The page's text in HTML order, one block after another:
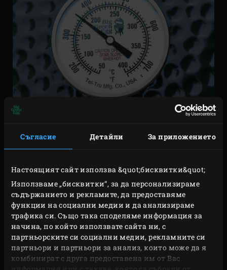
Съгласие Детайли За приложението
Настоящият сайт използва &quot;бисквитки&quot;
Използваме „бисквитки“, за да персонализираме
съдържанието и рекламите, да предоставяме
функции на социални медии и да анализираме
трафика си. Също така споделяме информация за
начина, по който използвате сайта ни, с
партньорските си социални медии, рекламните си
партньори и партньори за анализ, които може да я
комбинират с друга предоставена им от Вас
КАКВА Е
МАКСИМАЛНАТА
ТЕМПЕРАТУРА НА
КАМАДО БАРБЕКЮТО?
Big Green Egg не само позволява точно регулиране
на температурата, но и има огромен температурен